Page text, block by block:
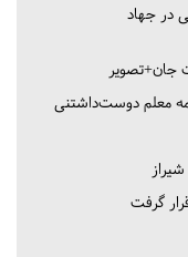
در جهاد
جان+تصویر
معلم دوست‌داشتنی
گرفت